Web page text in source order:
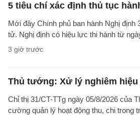
5 tiêu chí xác định thủ tục
Mới đây Chính phủ ban hành Nghị
tử. Nghị định có hiệu lực thi hành từ
3 giờ trước
Thủ tướng: Xử lý nghiêm
Chỉ thị 31/CT-TTg ngày 05/8/2026 của
cường quản lý hoạt động thu, chi trong